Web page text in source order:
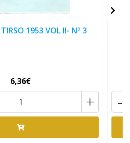
1953 VOL II- Nº 3
6,36€
+ -